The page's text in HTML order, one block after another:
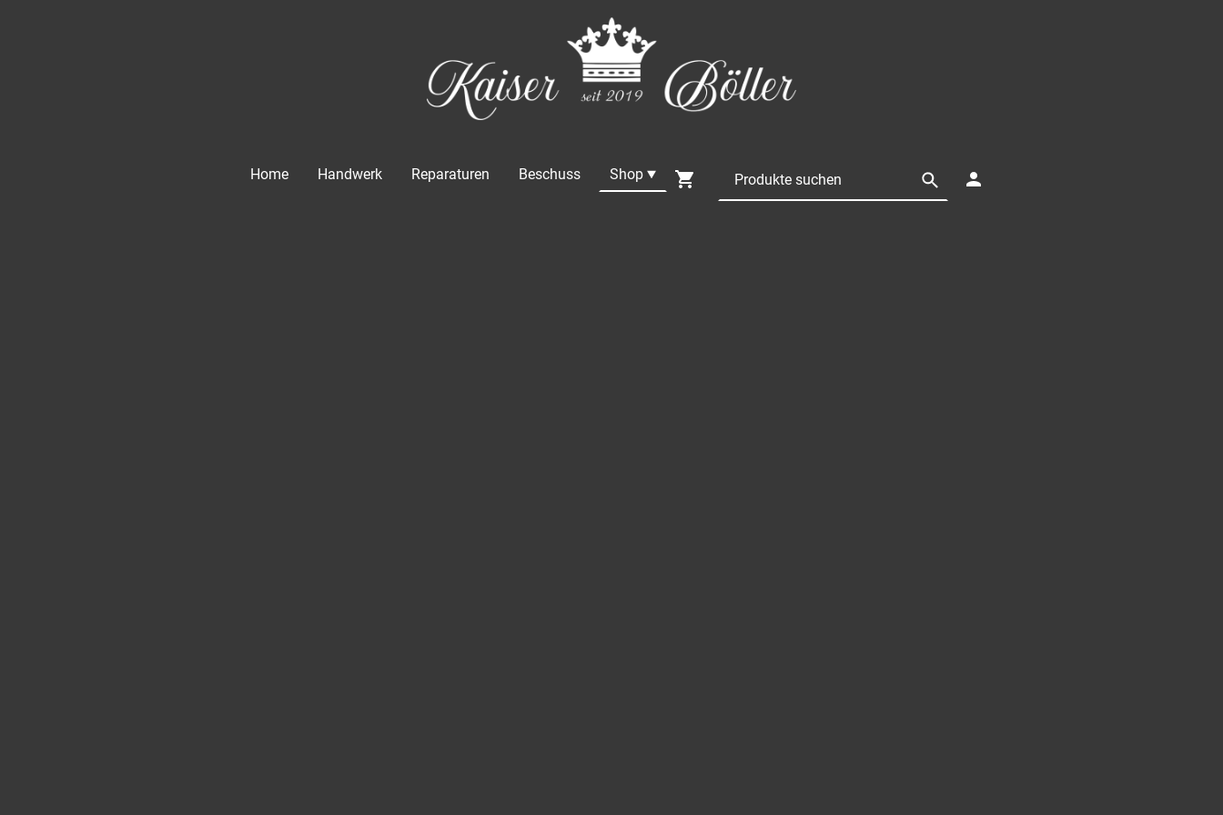
Home Handwerk Reparaturen Beschuss Shop